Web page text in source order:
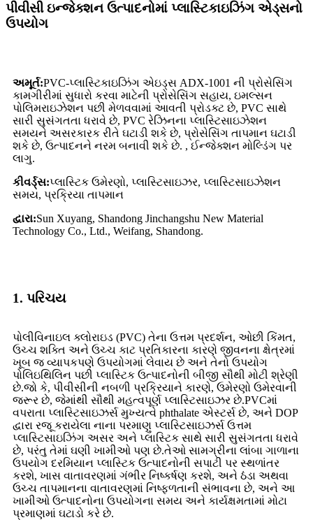
પીવીસી ઇન્જેક્શન ઉત્પાદનોમાં પ્લાસ્ટિકાઇઝિંગ એડ્સનો
ઉપયોગ
અમૂર્ત:PVC-પ્લાસ્ટિકાઇઝિંગ એઇડ્સ ADX-1001 ની પ્રોસેસિંગ
કામગીરીમાં સુધારો કરવા માટેની પ્રોસેસિંગ સહાય, ઇમલ્સન
પોલિમરાઇઝેશન પછી મેળવવામાં આવતી પ્રોડક્ટ છે, PVC સાથે
સારી સુસંગતતા ધરાવે છે, PVC રેઝિનના પ્લાસ્ટિસાઇઝેશન
સમયને અસરકારક રીતે ઘટાડી શકે છે, પ્રોસેસિંગ તાપમાન ઘટાડી
શકે છે, ઉત્પાદનને નરમ બનાવી શકે છે. , ઈન્જેક્શન મોલ્ડિંગ પર
લાગુ.
કીવર્ડ્સ:પ્લાસ્ટિક ઉમેરણો, પ્લાસ્ટિસાઇઝર, પ્લાસ્ટિસાઇઝેશન
સમય, પ્રક્રિયા તાપમાન
દ્વારા:Sun Xuyang, Shandong Jinchangshu New Material
Technology Co., Ltd., Weifang, Shandong.
1. પરિચય
પોલીવિનાઇલ ક્લોરાઇડ (PVC) તેના ઉત્તમ પ્રદર્શન, ઓછી કિંમત,
ઉચ્ચ શક્તિ અને ઉચ્ચ કાટ પ્રતિકારના કારણે જીવનના ક્ષેત્રમાં
ખૂબ જ વ્યાપકપણે ઉપયોગમાં લેવાય છે અને તેનો ઉપયોગ
પોલિઇથિલિન પછી પ્લાસ્ટિક ઉત્પાદનોની બીજી સૌથી મોટી શ્રેણી
છે.જો કે, પીવીસીની નબળી પ્રક્રિયાને કારણે, ઉમેરણો ઉમેરવાની
જરૂર છે, જેમાંથી સૌથી મહત્વપૂર્ણ પ્લાસ્ટિસાઇઝર છે.PVCમાં
વપરાતા પ્લાસ્ટિસાઇઝર્સ મુખ્યત્વે phthalate એસ્ટર્સ છે, અને DOP
દ્વારા રજૂ કરાયેલા નાના પરમાણુ પ્લાસ્ટિસાઇઝર્સ ઉત્તમ
પ્લાસ્ટિસાઇઝિંગ અસર અને પ્લાસ્ટિક સાથે સારી સુસંગતતા ધરાવે
છે, પરંતુ તેમાં ઘણી ખામીઓ પણ છે.તેઓ સામગ્રીના લાંબા ગાળાના
ઉપયોગ દરમિયાન પ્લાસ્ટિક ઉત્પાદનોની સપાટી પર સ્થળાંતર
કરશે, ખાસ વાતાવરણમાં ગંભીર નિષ્કર્ષણ કરશે, અને ઠંડા અથવા
ઉચ્ચ તાપમાનના વાતાવરણમાં નિષ્ફળતાની સંભાવના છે, અને આ
ખામીઓ ઉત્પાદનોના ઉપયોગના સમય અને કાર્યક્ષમતામાં મોટા
પ્રમાણમાં ઘટાડો કરે છે.